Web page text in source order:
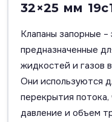
32×25 мм
Клапаны запорные –
предназначенные
жидкостей и газов
Они используются
перекрытия потока,
давление и объем